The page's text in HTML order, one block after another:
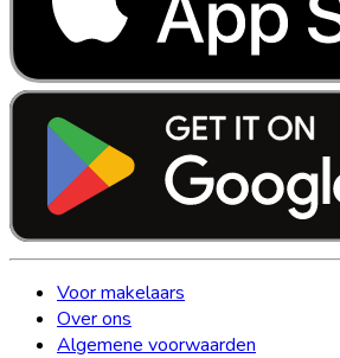
Voor makelaars
Over ons
Algemene voorwaarden